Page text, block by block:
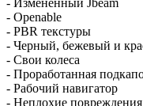
- Openable
- PBR текстуры
- Черный, бежевый и
- Свои колеса
- Проработанная
- Рабочий навигатор
- Неплохие повреждения